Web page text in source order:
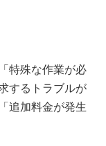
特殊な作業が必
するトラブルが
追加料金が発生